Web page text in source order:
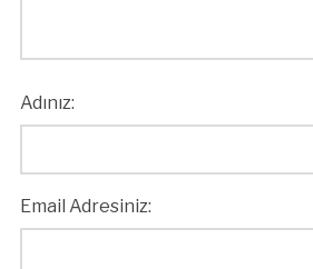
Adınız:
Email Adresiniz: